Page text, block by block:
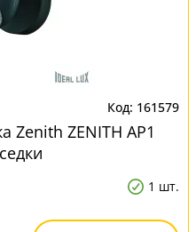
161579
Zenith ZENITH AP1
1 шт.